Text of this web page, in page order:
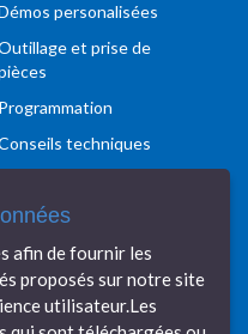
personalisées
et prise de
Programmation
techniques
réalisations
afin de fournir les
proposés sur notre site
utilisateur.Les